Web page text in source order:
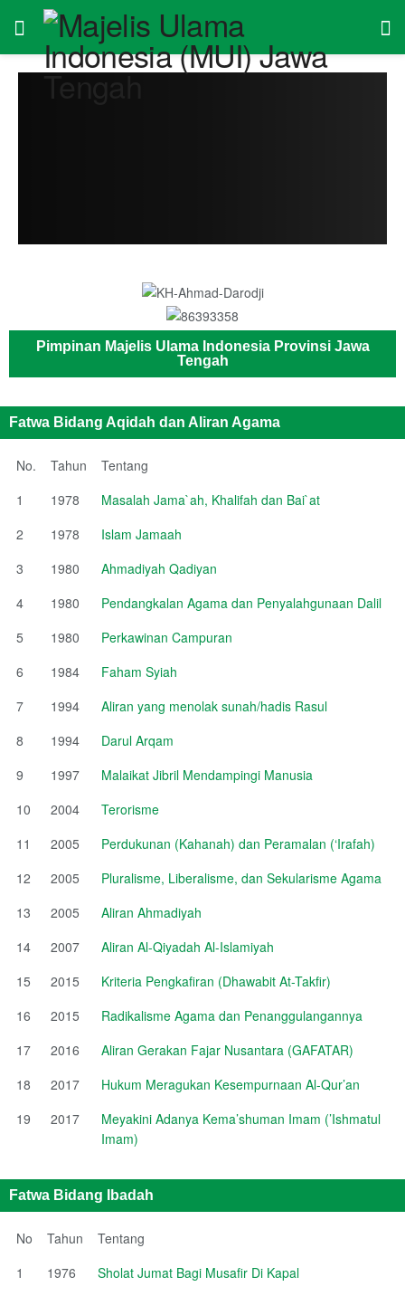
Pimpinan Majelis Ulama Indonesia Provinsi Jawa
Tengah
Fatwa Bidang Aqidah dan Aliran Agama
No. Tahun
Tentang
1
1978
Masalah Jama`ah, Khalifah dan Bai`at
2
1978
Islam Jamaah
3
1980
Ahmadiyah Qadiyan
4
1980
Pendangkalan Agama dan Penyalahgunaan Dalil
5
1980
Perkawinan Campuran
6
1984
Faham Syiah
7
1994
Aliran yang menolak sunah/hadis Rasul
8
1994
Darul Arqam
9
1997
Malaikat Jibril Mendampingi Manusia
10
2004
Terorisme
11
2005
Perdukunan (Kahanah) dan Peramalan (‘Irafah)
12
2005
Pluralisme, Liberalisme, dan Sekularisme Agama
13
2005
Aliran Ahmadiyah
14
2007
Aliran Al-Qiyadah Al-Islamiyah
15
2015
Kriteria Pengkafiran (Dhawabit At-Takfir)
16
2015
Radikalisme Agama dan Penanggulangannya
17
2016
Aliran Gerakan Fajar Nusantara (GAFATAR)
18
2017
Hukum Meragukan Kesempurnaan Al-Qur’an
19
2017
Meyakini Adanya Kema’shuman Imam (’Ishmatul
Imam)
Fatwa Bidang Ibadah
No Tahun
Tentang
1
1976
Sholat Jumat Bagi Musafir Di Kapal